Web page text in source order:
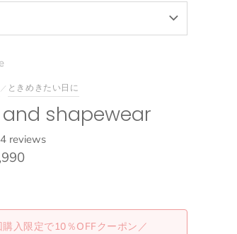
／ ときめきたい日に
shapewear
4 reviews
購入限定で10％OFFクーポン／